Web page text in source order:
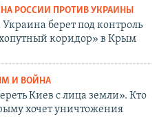
РОССИИ ПРОТИВ УКРАИНЫ
Украина берет под контроль
коридор» в Крым
И ВОЙНА
Киев с лица земли». Кто
хочет уничтожения